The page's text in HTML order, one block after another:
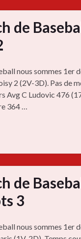
de
nous sommes 1er
2 (2V-3D). Pas de
Avg C Ludovic 476
364 …
de
3
nous sommes 1er